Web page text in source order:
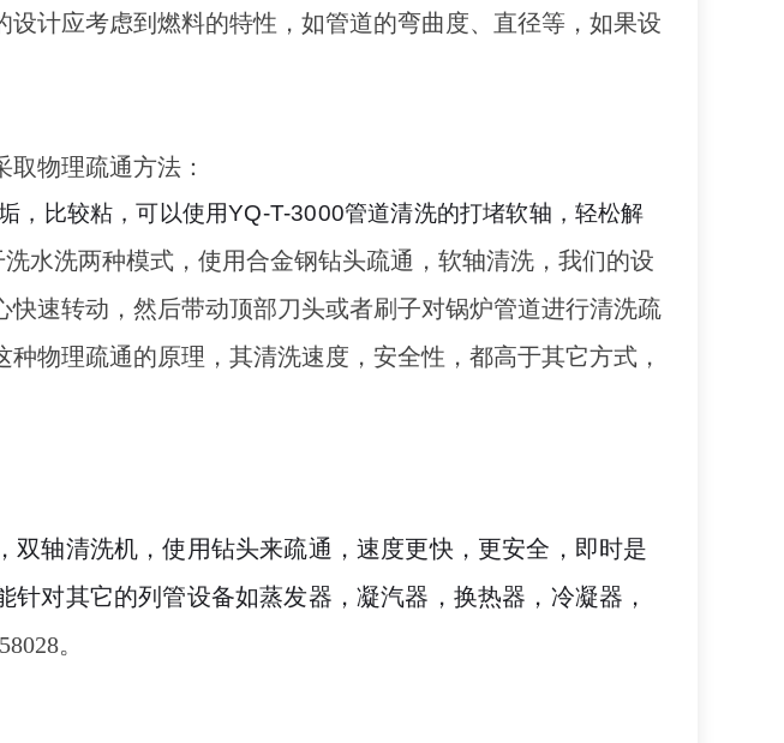
计应考虑到燃料的特性，如管道的弯曲度、直径等，如果设
物理疏通方法：
，比较粘，可以使用YQ-T-3000管道清洗的打堵软轴，轻松解
洗水洗两种模式，使用合金钢钻头疏通，软轴清洗，我们的设
速转动，然后带动顶部刀头或者刷子对锅炉管道进行清洗疏
物理疏通的原理，其清洗速度，安全性，都高于其它方式，
，双轴清洗机，使用钻头来疏通，速度更快，更安全，即时是
针对其它的列管设备如蒸发器，凝汽器，换热器，冷凝器，
。